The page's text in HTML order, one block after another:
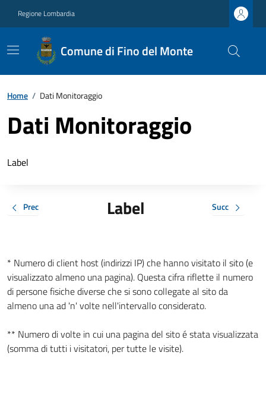
Regione Lombardia
Comune di Fino del Monte
Home / Dati Monitoraggio
Dati Monitoraggio
Label
Prec Label Succ
* Numero di client host (indirizzi IP) che hanno visitato il sito (e
visualizzato almeno una pagina). Questa cifra riflette il numero
di persone fisiche diverse che si sono collegate al sito da
almeno una ad 'n' volte nell'intervallo considerato.
** Numero di volte in cui una pagina del sito é stata visualizzata
(somma di tutti i visitatori, per tutte le visite).